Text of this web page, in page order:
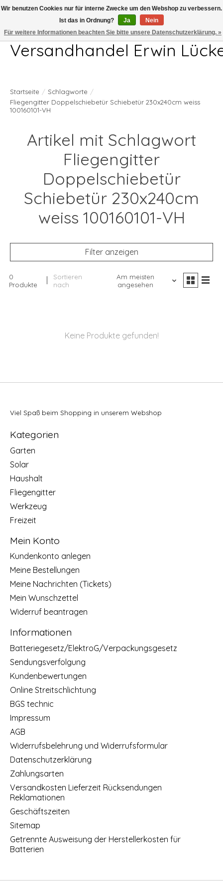
Telefon 04407 715872 MO-DO 7.00-17.00Uhr FR 7.00-13.00Uhr
Versandhandel Erwin
Startseite / Schlagworte /
Fliegengitter Doppelschiebetür Schiebetür 230x240cm weiss
100160101-VH
Artikel mit Schlagwort
Fliegengitter
Doppelschiebetür
Schiebetür 230x240cm
weiss 100160101-VH
Filter anzeigen
0
Produkte
Sortieren
nach
Am meisten
angesehen
Keine Produkte gefunden!
Viel Spaß beim Shopping in unserem Webshop
Kategorien
Garten
Solar
Haushalt
Fliegengitter
Werkzeug
Freizeit
Mein Konto
Kundenkonto anlegen
Meine Bestellungen
Meine Nachrichten (Tickets)
Mein Wunschzettel
Widerruf beantragen
Informationen
Batteriegesetz/ElektroG/Verpackungsgesetz
Sendungsverfolgung
Kundenbewertungen
Online Streitschlichtung
BGS technic
Impressum
AGB
Widerrufsbelehrung und Widerrufsformular
Datenschutzerklärung
Zahlungsarten
Versandkosten Lieferzeit Rücksendungen
Reklamationen
Geschäftszeiten
Sitemap
Getrennte Ausweisung der Herstellerkosten für
Batterien
Wir benutzen Cookies nur für interne Zwecke um den Webshop zu verbessern.
Ist das in Ordnung?
Ja
Nein
Für weitere Informationen beachten Sie bitte unsere Datenschutzerklärung. »